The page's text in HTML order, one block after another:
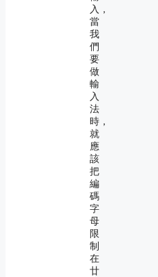
入，
當
我
們
要
做
輸
入
法
時，
就
應
該
把
編
碼
字
母
限
制
在
廿